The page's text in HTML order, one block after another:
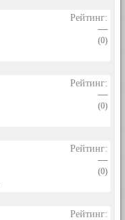
Рейтинг:
—
(0)
Рейтинг:
—
(0)
Рейтинг:
—
(0)
Рейтинг: